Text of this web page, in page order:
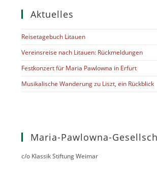
Aktuelles
Reisetagebuch Litauen
Vereinsreise nach Litauen: Rückmeldungen
Festkonzert für Maria Pawlowna in Erfurt
Musikalische Wanderung zu Liszt, ein Rückblick
Maria-Pawlowna-
c/o Klassik Stiftung Weimar